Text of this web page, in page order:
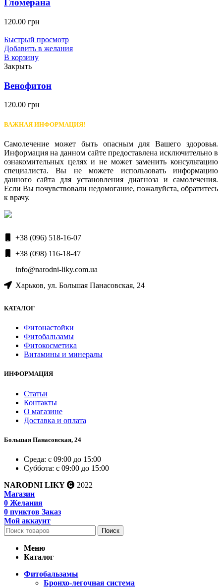
Гломерана
120.00 грн
Быстрый просмотр
Добавить в желания
В корзину
Закрыть
Венофитон
120.00 грн
ВАЖНАЯ ИНФОРМАЦИЯ!
Самолечение может быть опасным для Вашего здоровья.
Информация на данном сайте предоставлена исключительно в
ознакомительных целях и не может заменить консультацию
специалиста. Вы не можете использовать информацию
данного сайта для установления диагноза и самолечения.
Если Вы почувствовали недомогание, пожалуйста, обратитесь
к врачу.
+38 (096) 518-16-07
+38 (098) 116-18-47
info@narodni-liky.com.ua
Харьков, ул. Большая Панасовская, 24
КАТАЛОГ
Фитонастойки
Фитобальзамы
Фитокосметика
Витамины и минералы
ИНФОРМАЦИЯ
Статьи
Контакты
О магазине
Доставка и оплата
Большая Панасовская, 24
Среда: с 09:00 до 15:00
Суббота: с 09:00 до 15:00
NARODNI LIKY
2022
Магазин
0 Желания
0 пунктов Заказ
Мой аккаунт
Поиск
Меню
Каталог
Фитобальзамы
Бронхо-легочная система